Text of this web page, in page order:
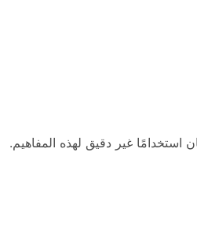
استخدامًا غير دقيق لهذه المفاهيم.